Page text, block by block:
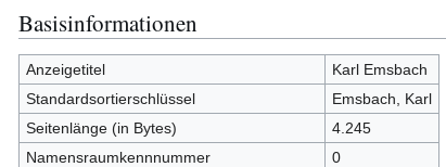
Zur
Navigation
springen
Zur
Suche
springen
Basisinformationen
Anzeigetitel
Karl Emsbach
Standardsortierschlüssel
Emsbach, Karl
Seitenlänge (in Bytes)
4.245
Namensraumkennnummer
0